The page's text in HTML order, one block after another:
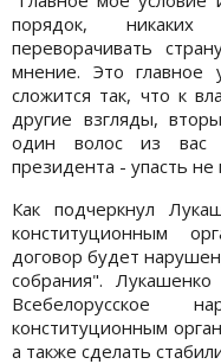
порядок,
переворачивать
мнение. Это главное
сложится так, что к
другие взгляды,
один волос из вас
президента - упасть
Как подчеркнул
конституционным
договор будет
собрания".
Всебелорусское
конституционным
а также сделать